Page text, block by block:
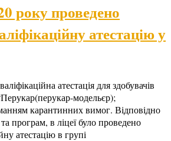
року проведено
атестацію у
атестація для здобувачів
модельєр);
карантинних вимог. Відповідно
програм, в ліцеї було проведено
атестацію в групі